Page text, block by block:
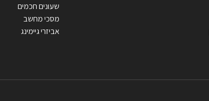
שעונים חכמים
מסכי מחשב
אביזרי גיימינג